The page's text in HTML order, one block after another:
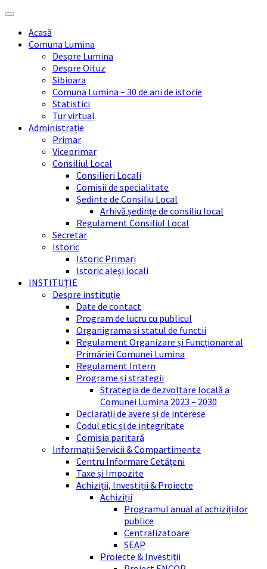
Skip
content
Skip
sidebar
Skip
right
sidebar
Skip
footerAcasă
Comuna Lumina
Despre Lumina
Despre Oituz
Sibioara
Comuna Lumina – 30 de ani de istorie
Statistici
Tur virtual
Administrație
Primar
Viceprimar
Consiliul Local
Consilieri Locali
Comisii de specialitate
Ședinte de Consiliu Local
Arhivă ședințe de consiliu local
Regulament Consiliul Local
Secretar
Istoric
Istoric Primari
Istoric aleși locali
INSTITUȚIE
Despre instituție
Date de contact
Program de lucru cu publicul
Organigrama si statul de functii
Regulament Organizare și Funcționare al
Primăriei Comunei Lumina
Regulament Intern
Programe și strategii
Strategia de dezvoltare locală a
Comunei Lumina 2023 – 2030
Declarații de avere și de interese
Codul etic și de integritate
Comisia paritară
Informații Servicii & Compartimente
Centru Informare Cetățeni
Taxe și Impozite
Achiziții, Investiții & Proiecte
Achiziții
Programul anual al achizițiilor
publice
Centralizatoare
SEAP
Proiecte & Investiții